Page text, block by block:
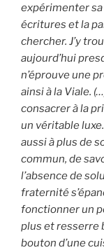
expérimenter
écritures et la
chercher. J’y
aujourd’hui
n’éprouve une
ainsi à la Viale.
consacrer à la
un véritable
aussi à plus de
commun, de
l’absence de
fraternité
fonctionner un
plus et resserre
bouton d’une